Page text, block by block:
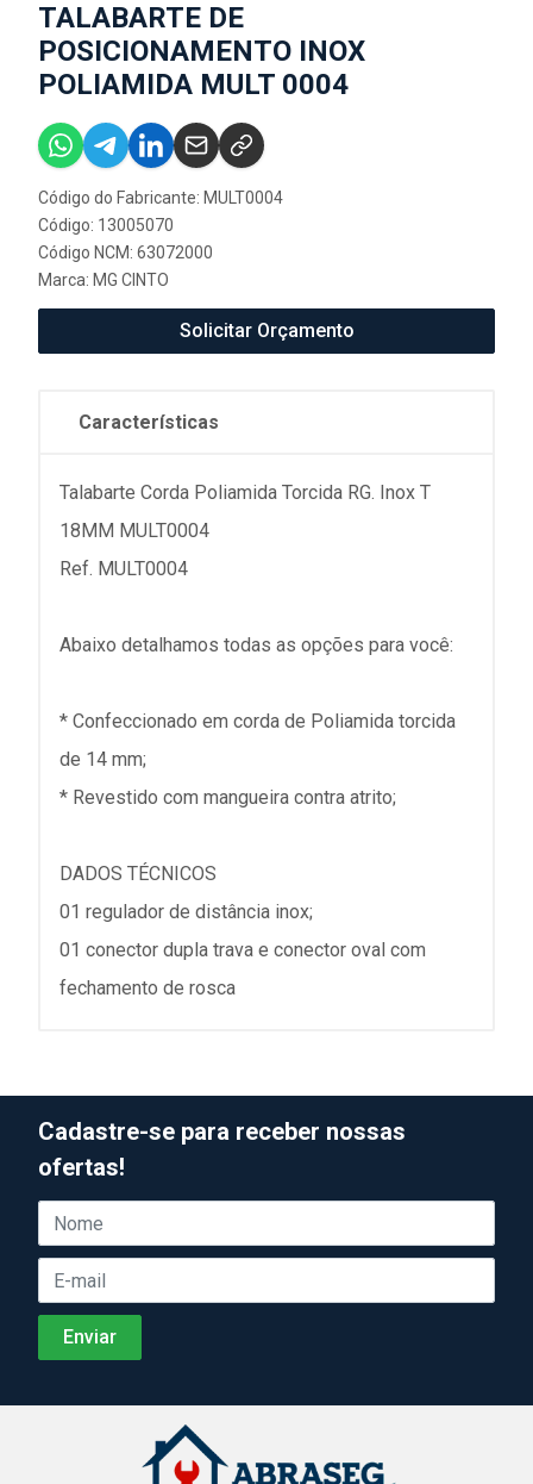
TALABARTE DE
POSICIONAMENTO INOX
POLIAMIDA MULT 0004
Código do Fabricante: MULT0004
Código: 13005070
Código NCM: 63072000
Marca: MG CINTO
Solicitar Orçamento
Características
Talabarte Corda Poliamida Torcida RG. Inox T
18MM MULT0004
Ref. MULT0004
Abaixo detalhamos todas as opções para você:
* Confeccionado em corda de Poliamida torcida
de 14 mm;
* Revestido com mangueira contra atrito;
DADOS TÉCNICOS
01 regulador de distância inox;
01 conector dupla trava e conector oval com
fechamento de rosca
Cadastre-se para receber nossas
ofertas!